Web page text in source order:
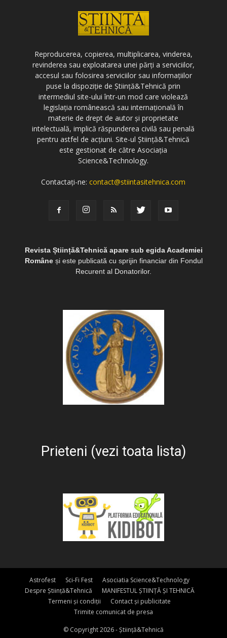
Reproducerea, copierea, multiplicarea, vinderea,
revinderea sau exploatarea unei părți a serviciilor,
accesul sau folosirea serviciilor sau informațiilor
puse la dispoziție de Știință&Tehnică prin
intermediul site-ului într-un mod care violează
legislația românească sau internațională în
materie de drept de autor și proprietate
intelectuală, implică răspunderea civilă sau penală
pentru astfel de acțiuni. Site-ul Știință&Tehnică
este gestionat de către Asociația
Science&Technology.
Contactați-ne:contact@stiintasitehnica.com
Revista Știință&Tehnică apare sub egida Academiei
Româneși este publicată cu sprijin financiar din Fondul
Recurent al Donatorilor.
Prieteni (vezi toata lista)
Astrofest Sci-Fi Fest
Asociatia Science&Technology
Despre Știință&Tehnică
MANIFESTUL ȘTIINȚĂ ȘI TEHNICĂ
Termeni și condiții
Contact și publicitate
Trimite comunicat de presa
© Copyright 2026 - Știință&Tehnică